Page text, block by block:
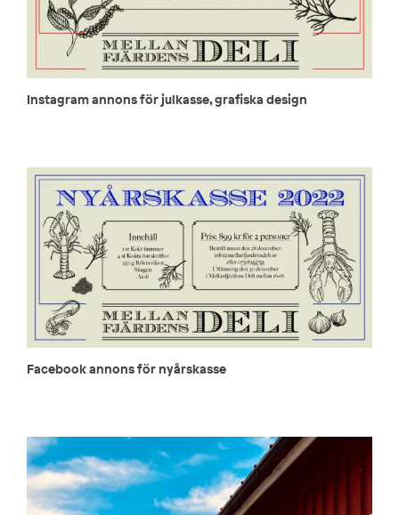
Instagram annons för julkasse, grafiska design
Facebook annons för nyårskasse